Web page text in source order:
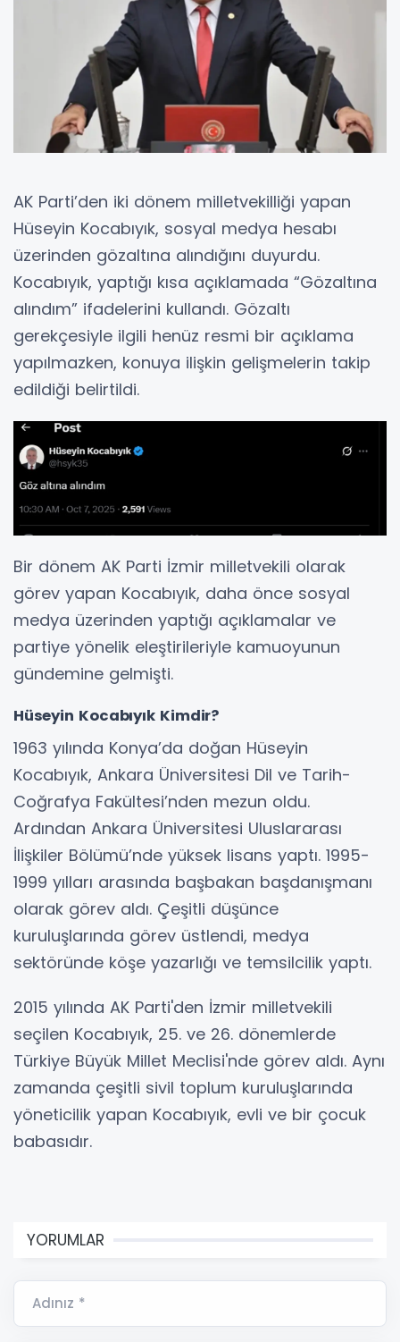
AK Parti’den iki dönem milletvekilliği yapan
Hüseyin Kocabıyık, sosyal medya hesabı
üzerinden gözaltına alındığını duyurdu.
Kocabıyık, yaptığı kısa açıklamada “Gözaltına
alındım” ifadelerini kullandı. Gözaltı
gerekçesiyle ilgili henüz resmi bir açıklama
yapılmazken, konuya ilişkin gelişmelerin takip
edildiği belirtildi.
Bir dönem AK Parti İzmir milletvekili olarak
görev yapan Kocabıyık, daha önce sosyal
medya üzerinden yaptığı açıklamalar ve
partiye yönelik eleştirileriyle kamuoyunun
gündemine gelmişti.
Hüseyin Kocabıyık Kimdir?
1963 yılında Konya’da doğan Hüseyin
Kocabıyık, Ankara Üniversitesi Dil ve Tarih-
Coğrafya Fakültesi’nden mezun oldu.
Ardından Ankara Üniversitesi Uluslararası
İlişkiler Bölümü’nde yüksek lisans yaptı. 1995-
1999 yılları arasında başbakan başdanışmanı
olarak görev aldı. Çeşitli düşünce
kuruluşlarında görev üstlendi, medya
sektöründe köşe yazarlığı ve temsilcilik yaptı.
2015 yılında AK Parti'den İzmir milletvekili
seçilen Kocabıyık, 25. ve 26. dönemlerde
Türkiye Büyük Millet Meclisi'nde görev aldı. Aynı
zamanda çeşitli sivil toplum kuruluşlarında
yöneticilik yapan Kocabıyık, evli ve bir çocuk
babasıdır.
YORUMLAR
Adınız *